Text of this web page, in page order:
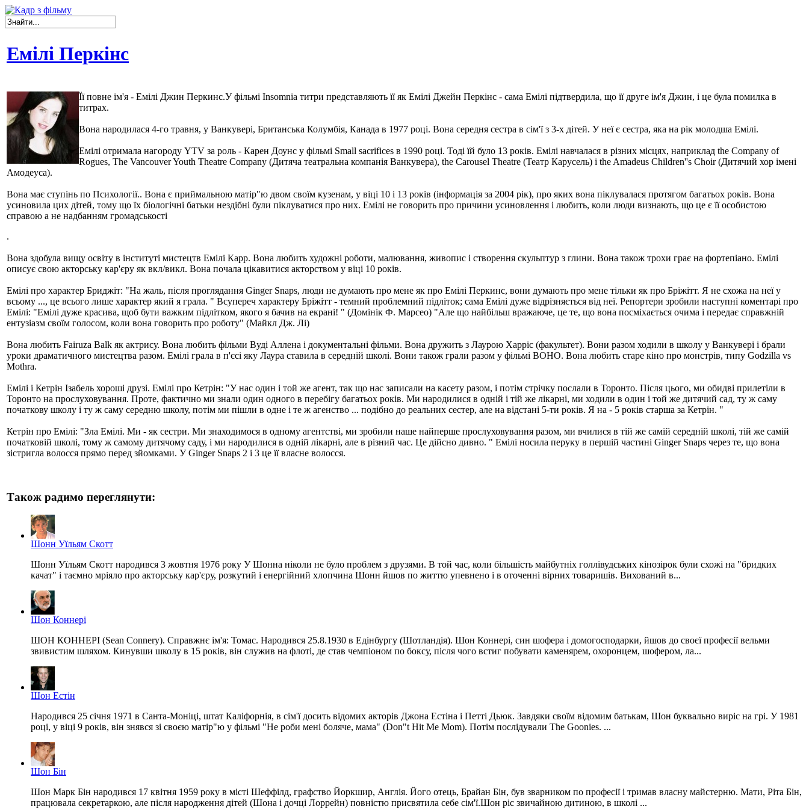
Емілі Перкінс
Її повне ім'я - Емілі Джин Перкинс.У фільмі Insomnia титри представляють її як Емілі Джейн Перкінс - сама Емілі підтвердила, що її друге ім'я Джин, і це була помилка в
титрах.
Вона народилася 4-го травня, у Ванкувері, Британська Колумбія, Канада в 1977 році. Вона середня сестра в сім'ї з 3-х дітей. У неї є сестра, яка на рік молодша Емілі.
Емілі отримала нагороду YTV за роль - Карен Доунс у фільмі Small sacrifices в 1990 році. Тоді їй було 13 років. Емілі навчалася в різних місцях, наприклад the Company of
Rogues, The Vancouver Youth Theatre Company (Дитяча театральна компанія Ванкувера), the Carousel Theatre (Театр Карусель) і the Amadeus Children''s Choir (Дитячий хор імені
Амодеуса).
Вона має ступінь по Психології.. Вона є приймальною матір"ю двом своїм кузенам, у віці 10 і 13 років (інформація за 2004 рік), про яких вона піклувалася протягом багатьох років. Вона
усиновила цих дітей, тому що їх біологічні батьки нездібні були піклуватися про них. Емілі не говорить про причини усиновлення і любить, коли люди визнають, що це є її особистою
справою а не надбанням громадськості
.
Вона здобула вищу освіту в інституті мистецтв Емілі Карр. Вона любить художні роботи, малювання, живопис і створення скульптур з глини. Вона також трохи грає на фортепіано. Емілі
описує свою акторську кар'єру як вкл/викл. Вона почала цікавитися акторством у віці 10 років.
Емілі про характер Бриджіт: "На жаль, після проглядання Ginger Snaps, люди не думають про мене як про Емілі Перкинс, вони думають про мене тільки як про Бріжітт. Я не схожа на неї у
всьому ..., це всього лише характер який я грала. " Всупереч характеру Бріжітт - темний проблемний підліток; сама Емілі дуже відрізняється від неї. Репортери зробили наступні коментарі про
Емілі: "Емілі дуже красива, щоб бути важким підлітком, якого я бачив на екрані! " (Домінік Ф. Марсео) "Але що найбільш вражаюче, це те, що вона посміхається очима і передає справжній
ентузіазм своїм голосом, коли вона говорить про роботу" (Майкл Дж. Лі)
Вона любить Fairuza Balk як актрису. Вона любить фільми Вуді Аллена і документальні фільми. Вона дружить з Лаурою Харріс (факультет). Вони разом ходили в школу у Ванкувері і брали
уроки драматичного мистецтва разом. Емілі грала в п'єсі яку Лаура ставила в середній школі. Вони також грали разом у фільмі ВОНО. Вона любить старе кіно про монстрів, типу Godzilla vs
Mothra.
Емілі і Кетрін Ізабель хороші друзі. Емілі про Кетрін: "У нас один і той же агент, так що нас записали на касету разом, і потім стрічку послали в Торонто. Після цього, ми обидві прилетіли в
Торонто на прослуховування. Проте, фактично ми знали один одного в перебігу багатьох років. Ми народилися в одній і тій же лікарні, ми ходили в один і той же дитячий сад, ту ж саму
початкову школу і ту ж саму середню школу, потім ми пішли в одне і те ж агенство ... подібно до реальних сестер, але на відстані 5-ти років. Я на - 5 років старша за Кетрін. "
Кетрін про Емілі: "Зла Емілі. Ми - як сестри. Ми знаходимося в одному агентстві, ми зробили наше найперше прослуховування разом, ми вчилися в тій же самій середній школі, тій же самій
початковій школі, тому ж самому дитячому саду, і ми народилися в одній лікарні, але в різний час. Це дійсно дивно. " Емілі носила перуку в першій частині Ginger Snaps через те, що вона
зістригла волосся прямо перед зйомками. У Ginger Snaps 2 і 3 це її власне волосся.
Також радимо переглянути:
Шонн Уїльям Скотт
Шонн Уїльям Скотт народився 3 жовтня 1976 року У Шонна ніколи не було проблем з друзями. В той час, коли більшість майбутніх голлівудських кінозірок були схожі на "бридких
качат" і таємно мріяло про акторську кар'єру, розкутий і енергійний хлопчина Шонн йшов по життю упевнено і в оточенні вірних товаришів. Вихований в...
Шон Коннері
ШОН КОННЕРІ (Sean Connery). Справжнє ім'я: Томас. Народився 25.8.1930 в Едінбургу (Шотландія). Шон Коннері, син шофера і домогосподарки, йшов до своєї професії вельми
звивистим шляхом. Кинувши школу в 15 років, він служив на флоті, де став чемпіоном по боксу, після чого встиг побувати каменярем, охоронцем, шофером, ла...
Шон Естін
Народився 25 січня 1971 в Санта-Моніці, штат Каліфорнія, в сім'ї досить відомих акторів Джона Естіна і Петті Дьюк. Завдяки своїм відомим батькам, Шон буквально виріс на грі. У 1981
році, у віці 9 років, він знявся зі своєю матір"ю у фільмі "Не роби мені боляче, мама" (Don"t Hit Me Mom). Потім послідували The Goonies. ...
Шон Бін
Шон Марк Бін народився 17 квітня 1959 року в місті Шеффілд, графство Йоркшир, Англія. Його отець, Брайан Бін, був зварником по професії і тримав власну майстерню. Мати, Ріта Бін,
працювала секретаркою, але після народження дітей (Шона і дочці Лоррейн) повністю присвятила себе сім'ї.Шон ріс звичайною дитиною, в школі ...